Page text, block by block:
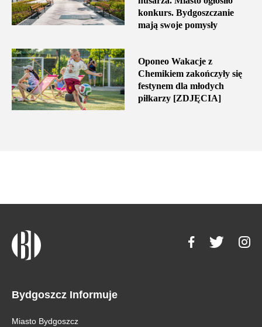
konkurs. Bydgoszczanie
mają swoje pomysły
Oponeo Wakacje z
Chemikiem zakończyły się
festynem dla młodych
piłkarzy [ZDJĘCIA]
Bydgoszcz Informuje
Miasto Bydgoszcz